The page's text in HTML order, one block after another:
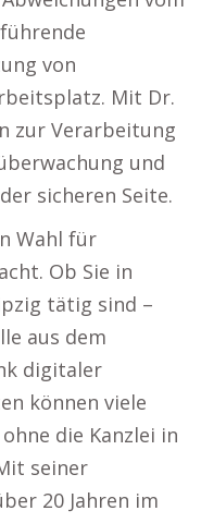
von
Mit Dr.
zur Verarbeitung
und
sicheren Seite.
Wahl für
Ob Sie in
tätig sind –
aus dem
digitaler
können viele
die Kanzlei in
seiner
20 Jahren im